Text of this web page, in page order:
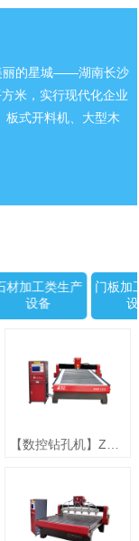
的星城——湖南长沙
米，实行现代化企业
板式开料机、大型木
材加工类生产
设备
门板加